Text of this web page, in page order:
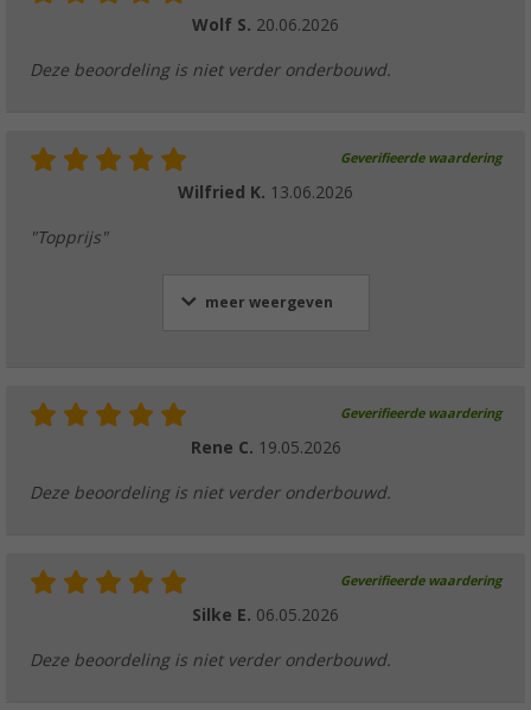
Wolf S. 20.06.2026
Deze beoordeling is niet verder onderbouwd.
Geverifieerde waardering
Wilfried K. 13.06.2026
"Topprijs"
meer weergeven
Geverifieerde waardering
Rene C. 19.05.2026
Deze beoordeling is niet verder onderbouwd.
Geverifieerde waardering
Silke E. 06.05.2026
Deze beoordeling is niet verder onderbouwd.